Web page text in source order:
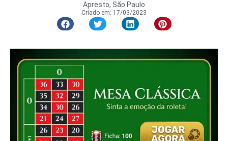
Apresto, São Paulo
Criado em: 17/03/2023